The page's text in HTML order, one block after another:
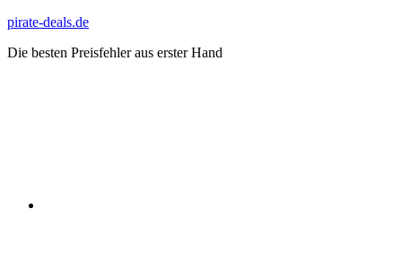
Zum
springen
pirate-deals.de
Die besten Preisfehler aus erster Hand